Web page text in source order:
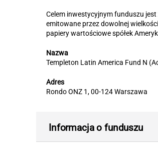
Celem inwestycyjnym funduszu
emitowane przez dowolnej
papiery wartościowe spółek
Nazwa
Templeton Latin America Fund N
Adres
Rondo ONZ 1, 00-124 Warszawa
Informacja o funduszu